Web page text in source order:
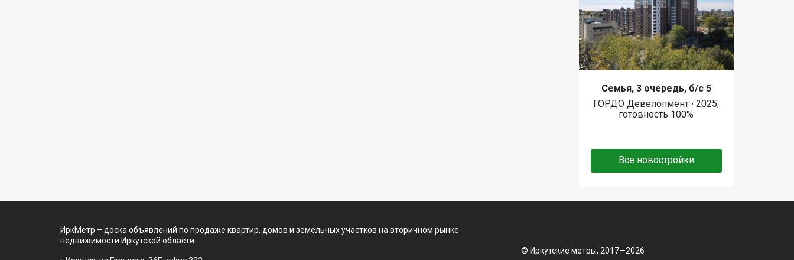
Семья, 3 очередь, б/с 5
ГОРДО Девелопмент ∙ 2025,
готовность 100%
Все новостройки
ИркМетр – доска объявлений по продаже квартир, домов и земельных участков на вторичном рынке
недвижимости Иркутской области.
© Иркутские метры, 2017—2026